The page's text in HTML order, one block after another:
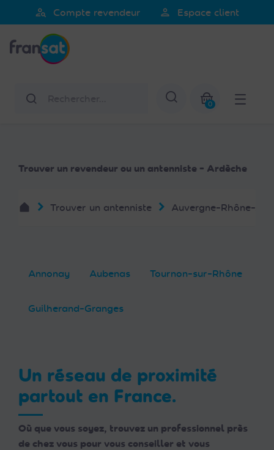
person_search Compte revendeur person Espace client
Afficher la
0
Trouver un revendeur ou un antenniste - Ardèche
Trouver un antenniste Auvergne-Rhône-
Annonay Aubenas Tournon-sur-Rhône
Guilherand-Granges
Un réseau de proximité
partout en France.
Où que vous soyez, trouvez un professionnel près
de chez vous pour vous conseiller et vous